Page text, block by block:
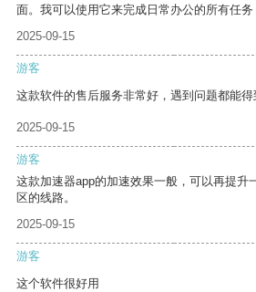
面。我可以使用它来完成日常办公的所有任务
2025-09-15
游客
这款软件的售后服务非常好，遇到问题都能得
2025-09-15
游客
这款加速器app的加速效果一般，可以再提升
区的线路。
2025-09-15
游客
这个软件很好用